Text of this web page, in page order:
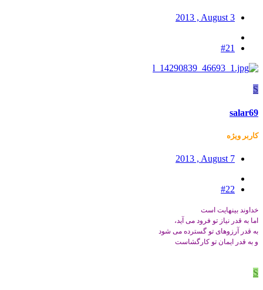
2013 , August 3
#21
S
salar69
کاربر ويژه
2013 , August 7
#22
خداوند بینهایت است
اما به قدر نیاز تو فرود می آید،
به قدر آرزوهای تو گسترده می شود
و به قدر ایمان تو کارگشاست
S